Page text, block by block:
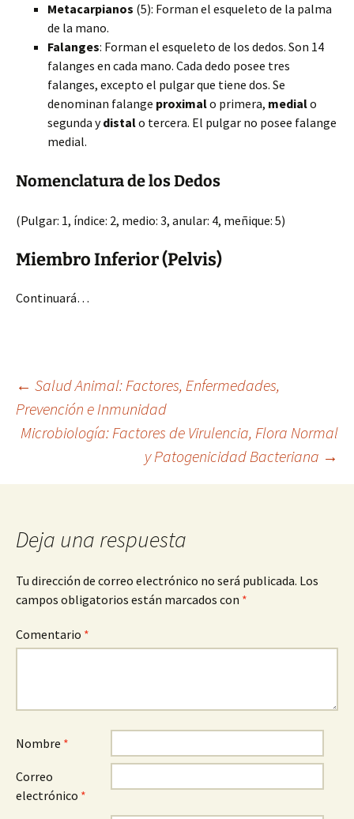
Metacarpianos (5): Forman el esqueleto de la palma
de la mano.
Falanges: Forman el esqueleto de los dedos. Son 14
falanges en cada mano. Cada dedo posee tres
falanges, excepto el pulgar que tiene dos. Se
denominan falange proximalo primera, medialo
segunda ydistalo tercera. El pulgar no posee falange
medial.
Nomenclatura de los Dedos
(Pulgar: 1, índice: 2, medio: 3, anular: 4, meñique: 5)
Miembro Inferior (Pelvis)
Continuará…
Navegación
de
entradas
← Salud Animal: Factores, Enfermedades,
Prevención e Inmunidad
Microbiología: Factores de Virulencia, Flora Normal
y Patogenicidad Bacteriana →
Deja una respuesta
Tu dirección de correo electrónico no será publicada. Los
campos obligatorios están marcados con *
Comentario *
Nombre *
Correo
electrónico *